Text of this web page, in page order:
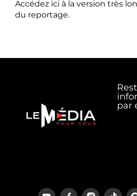
Accédez ici à la version très
du reportage.
par